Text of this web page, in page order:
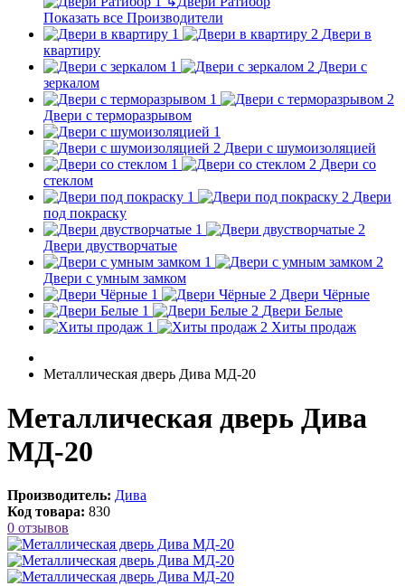
Показать все Производители
Двери в
квартиру
Двери с
зеркалом
Двери с терморазрывом
Двери с шумоизоляцией
Двери со
стеклом
Двери
под покраску
Двери двустворчатые
Двери с умным замком
Двери Чёрные
Двери Белые
Хиты продаж
Металлическая дверь Дива МД-20
Металлическая дверь Дива
МД-20
Производитель: Дива
Код товара: 830
0 отзывов